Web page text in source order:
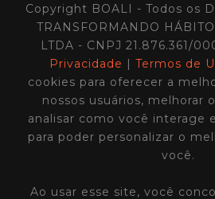
Copyright BOALI - Todos os
TRANSFORMANDO
LTDA - CNPJ 21.876.361/
Privacidade | Termos de
cookies para oferecer a
nossos usuários, melhorar
analisar como você interage
para poder personalizar o
você.
Ao usar esse site, você